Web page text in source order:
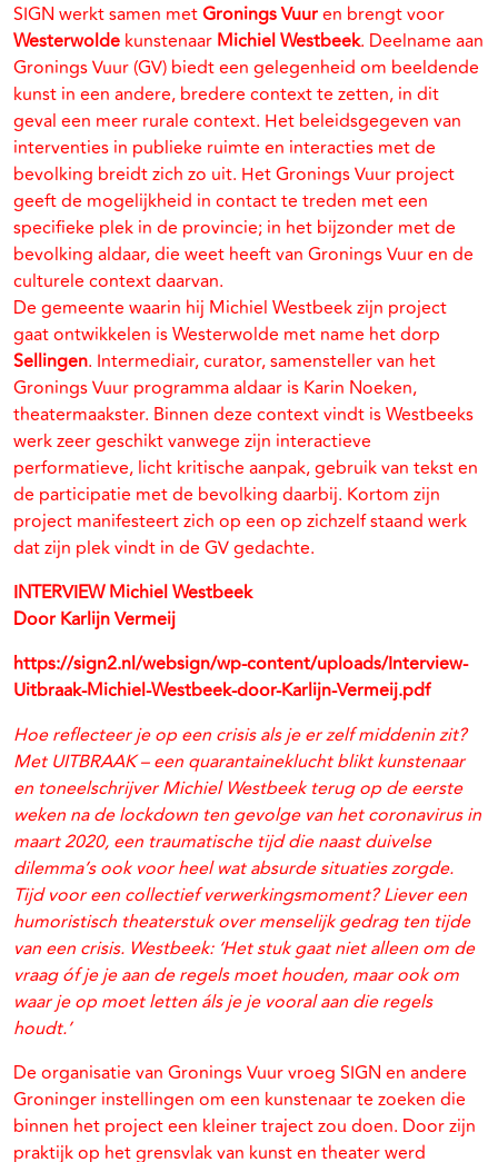
SIGN werkt samen metGronings Vuuren brengt voor
Westerwolde kunstenaar Michiel Westbeek. Deelname aan
Gronings Vuur (GV) biedt een gelegenheid om beeldende
kunst in een andere, bredere context te zetten, in dit
geval een meer rurale context. Het beleidsgegeven van
interventies in publieke ruimte en interacties met de
bevolking breidt zich zo uit. Het Gronings Vuur project
geeft de mogelijkheid in contact te treden met een
specifieke plek in de provincie; in het bijzonder met de
bevolking aldaar, die weet heeft van Gronings Vuur en de
culturele context daarvan.
De gemeente waarin hij Michiel Westbeek zijn project
gaat ontwikkelen is Westerwolde met name het dorp
Sellingen. Intermediair, curator, samensteller van het
Gronings Vuur programma aldaar is Karin Noeken,
theatermaakster. Binnen deze context vindt is Westbeeks
werk zeer geschikt vanwege zijn interactieve
performatieve, licht kritische aanpak, gebruik van tekst en
de participatie met de bevolking daarbij. Kortom zijn
project manifesteert zich op een op zichzelf staand werk
dat zijn plek vindt in de GV gedachte.
INTERVIEW Michiel Westbeek
Door Karlijn Vermeij
https://sign2.nl/websign/wp-content/uploads/Interview-
Uitbraak-Michiel-Westbeek-door-Karlijn-Vermeij.pdf
Hoe reflecteer je op een crisis als je er zelf middenin zit?
Met UITBRAAK – een quarantaineklucht blikt kunstenaar
en toneelschrijver Michiel Westbeek terug op de eerste
weken na de lockdown ten gevolge van het coronavirus in
maart 2020, een traumatische tijd die naast duivelse
dilemma’s ook voor heel wat absurde situaties zorgde.
Tijd voor een collectief verwerkingsmoment? Liever een
humoristisch theaterstuk over menselijk gedrag ten tijde
van een crisis. Westbeek: ‘Het stuk gaat niet alleen om de
vraag óf je je aan de regels moet houden, maar ook om
waar je op moet letten áls je je vooral aan die regels
houdt.’
De organisatie van Gronings Vuur vroeg SIGN en andere
Groninger instellingen om een kunstenaar te zoeken die
binnen het project een kleiner traject zou doen. Door zijn
praktijk op het grensvlak van kunst en theater werd